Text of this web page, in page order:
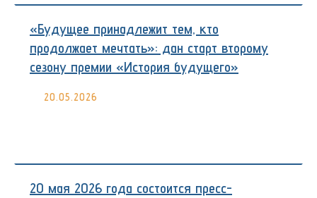
«Будущее принадлежит тем, кто
продолжает мечтать»: дан старт второму
сезону премии «История будущего»
20.05.2026
20 мая 2026 года состоится пресс-